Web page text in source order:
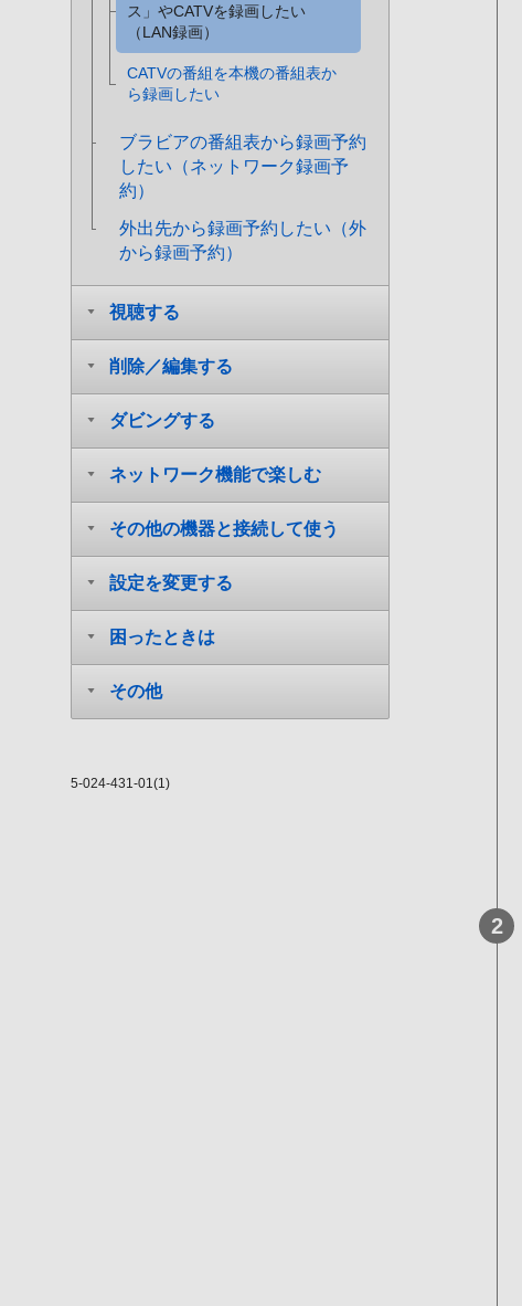
ス」やCATVを録画したい
（LAN録画）
CATVの番組を本機の番組表か
ら録画したい
ブラビアの番組表から録画予約
したい（ネットワーク録画予
約）
外出先から録画予約したい（外
から録画予約）
視聴する
削除／編集する
ダビングする
ネットワーク機能で楽しむ
その他の機器と接続して使う
設定を変更する
困ったときは
その他
5-024-431-01(1)